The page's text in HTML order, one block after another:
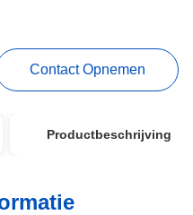
Contact Opnemen
Productbeschrijving